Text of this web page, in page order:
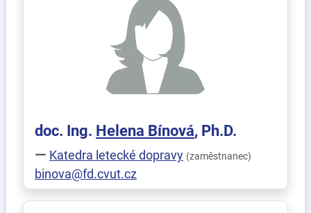
doc. Ing. Helena Bínová, Ph.D.
Katedra letecké dopravy (zaměstnanec)
binova@fd.cvut.cz